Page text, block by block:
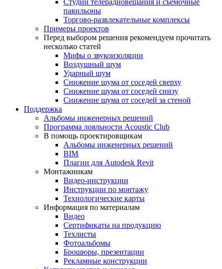
Студии телерадиовещания и съемочные
павильоны
Торгово-развлекательные комплексы
Примеры проектов
Перед выбором решения рекомендуем прочитать
несколько статей
Мифы о звукоизоляции
Воздушный шум
Ударный шум
Снижение шума от соседей сверху
Снижение шума от соседей снизу
Снижение шума от соседей за стеной
Поддержка
Альбомы инженерных решений
Программа лояльности Acoustic Club
В помощь проектировщикам
Альбомы инженерных решений
BIM
Плагин для Autodesk Revit
Монтажникам
Видео-инструкции
Инструкции по монтажу
Технологические карты
Информация по материалам
Видео
Сертификаты на продукцию
Техлисты
Фотоальбомы
Брошюры, презентации
Рекламные конструкции